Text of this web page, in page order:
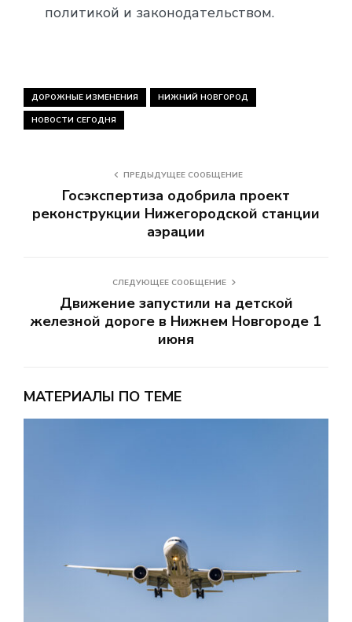
политикой и законодательством.
ДОРОЖНЫЕ ИЗМЕНЕНИЯ НИЖНИЙ НОВГОРОД
НОВОСТИ СЕГОДНЯ
ПРЕДЫДУЩЕЕ СООБЩЕНИЕ
Госэкспертиза одобрила проект
реконструкции Нижегородской станции
аэрации
СЛЕДУЮЩЕЕ СООБЩЕНИЕ
Движение запустили на детской
железной дороге в Нижнем Новгороде 1
июня
МАТЕРИАЛЫ ПО ТЕМЕ